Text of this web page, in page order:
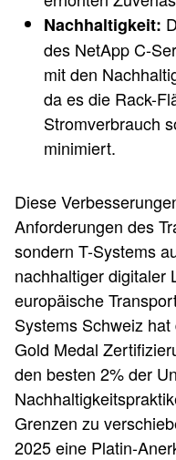
Nachhaltigkeit:
des NetApp C-
mit den
da es die Rack-
Stromverbrauch
minimiert.
Diese
Anforderungen des
sondern T-Systems
nachhaltiger digitaler
europäische
Systems Schweiz
Gold Medal
den besten 2% der
Grenzen zu
2025 eine Platin-